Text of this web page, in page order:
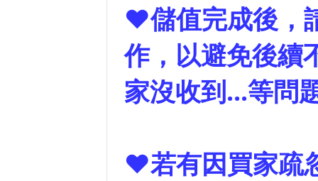
❤儲值完成後，
作，以避免後續
家沒收到...等問
❤若有因買家疏